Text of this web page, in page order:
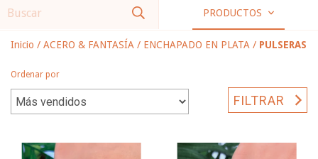
PRODUCTOS
Inicio / ACERO & FANTASÍA / ENCHAPADO EN PLATA / PULSERAS
Ordenar por
FILTRAR